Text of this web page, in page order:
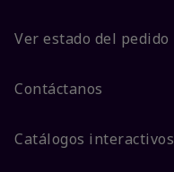
Ver estado del pedido
Contáctanos
Catálogos interactivos